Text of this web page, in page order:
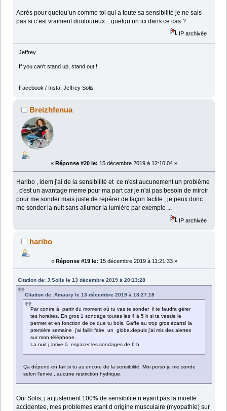
Après pour quelqu’un comme toi qui a toute sa sensibilité je ne sais
pas si c’est vraiment douloureux... quelqu’un ici dans ce cas ?
IP archivée
Jeffrey
If you can't stand up, stand out !
Facebook / Insta: Jeffrey Solis
Breizhfenua
« Réponse #20 le: 15 décembre 2019 à 12:10:04 »
Haribo , idem j'ai de la sensibilité et ce n'est aucunement un problème
, c'est un avantage meme pour ma part car je n'ai pas besoin de miroir
pour me sonder mais juste de repérer de façon tactile , je peux donc
me sonder la nuit sans allumer la lumière par exemple ...
IP archivée
haribo
« Réponse #19 le: 15 décembre 2019 à 11:21:33 »
Citation de: J.Solis le 13 décembre 2019 à 20:13:28
Citation de: Amaury le 13 décembre 2019 à 18:27:18
Par contre à partir du moment où tu vas te sonder il te faudra gérer
tes horaires. En gros 1 sondage toutes les 4 à 5 h si ta vessie le
permet et en fonction de ce que tu bois. Gaffe au trop gros écarts! la
première semaine j'ai faillit faire un globe.depuis j'ai mis des alertes
sur mon téléphone.
La nuit j arrive à espacer les sondages de 6 h
Ça dépend en fait si tu as encore de la sensibilité. Moi perso je me sonde
selon l’envie , aucune restriction hydrique.
Oui Solis, j ai justement 100% de sensibilite n eyant pas la moelle
accidentee, mes problemes etant d origine musculaire (myopathie) sur